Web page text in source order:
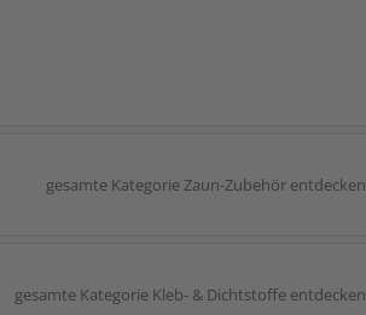
gesamte Kategorie Zaun-Zubehör entdecken
gesamte Kategorie Kleb- & Dichtstoffe entdecken